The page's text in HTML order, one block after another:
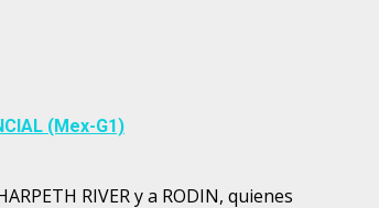
(Mex-G1)
RIVER y a RODIN, quienes